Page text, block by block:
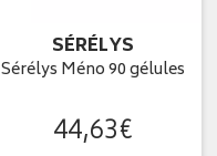
SÉRÉLYS
Sérélys Méno 90 gélules
44,63€